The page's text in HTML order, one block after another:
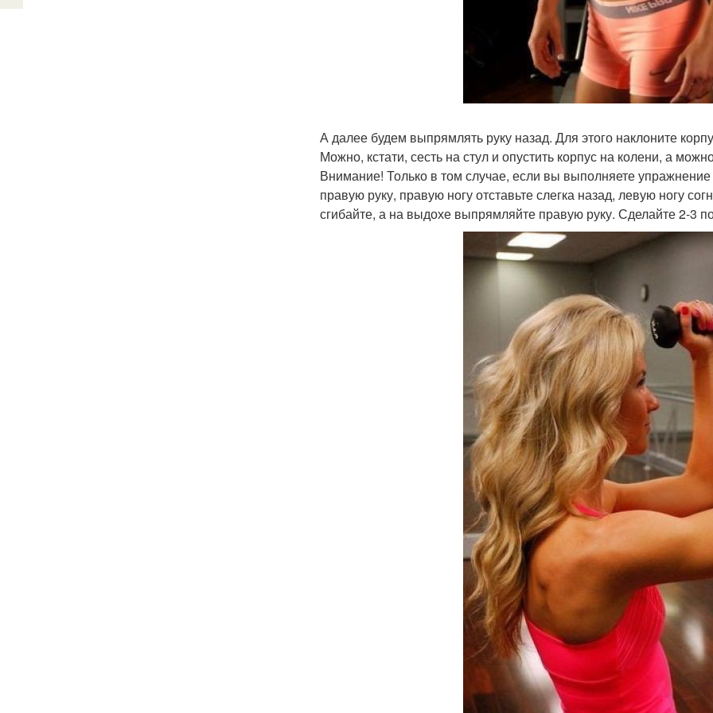
А далее будем выпрямлять руку назад. Для этого наклоните
Можно, кстати, сесть на стул и опустить корпус на колени, а
Внимание! Только в том случае, если вы выполняете упражнение
правую руку, правую ногу отставьте слегка назад, левую ногу
сгибайте, а на выдохе выпрямляйте правую руку. Сделайте 2-3